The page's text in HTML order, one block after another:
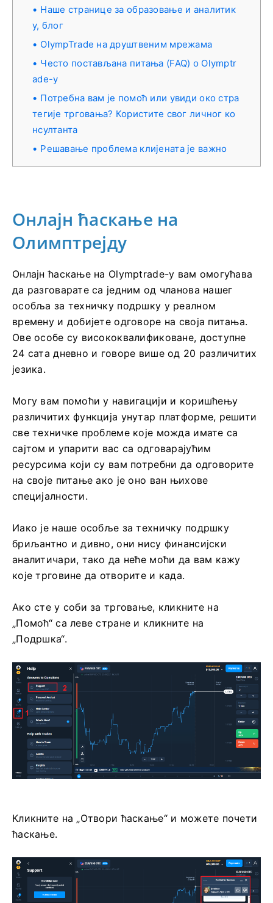
Наше странице за образовање и аналитик
у, блог
OlympTrade на друштвеним мрежама
Често постављана питања (FAQ) о Olymptr
ade-у
Потребна вам је помоћ или увиди око стра
тегије трговања? Користите свог личног ко
нсултанта
Решавање проблема клијената је важно
Онлајн ћаскање на
Олимптрејду
Онлајн ћаскање на Olymptrade-у вам омогућава
да разговарате са једним од чланова нашег
особља за техничку подршку у реалном
времену и добијете одговоре на своја питања.
Ове особе су висококвалификоване, доступне
24 сата дневно и говоре више од 20 различитих
језика.
Могу вам помоћи у навигацији и коришћењу
различитих функција унутар платформе, решити
све техничке проблеме које можда имате са
сајтом и упарити вас са одговарајућим
ресурсима који су вам потребни да одговорите
на своје питање ако је оно ван њихове
специјалности.
Иако је наше особље за техничку подршку
бриљантно и дивно, они нису финансијски
аналитичари, тако да неће моћи да вам кажу
које трговине да отворите и када.
Ако сте у соби за трговање, кликните на
„Помоћ“ са леве стране и кликните на
„Подршка“.
Кликните на „Отвори ћаскање“ и можете почети
ћаскање.